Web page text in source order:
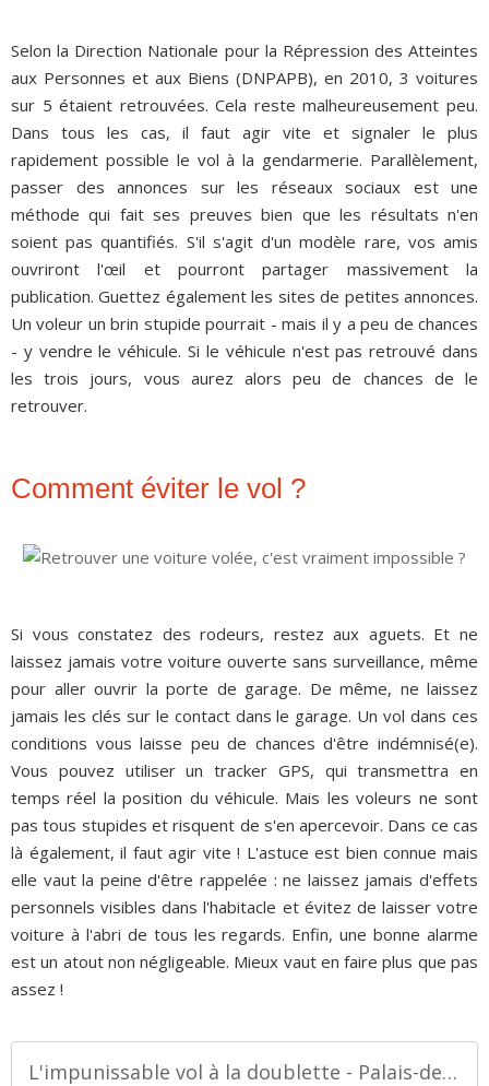
Selon la Direction Nationale pour la Répression des Atteintes
aux Personnes et aux Biens (DNPAPB), en 2010, 3 voitures
sur 5 étaient retrouvées. Cela reste malheureusement peu.
Dans tous les cas, il faut agir vite et signaler le plus
rapidement possible le vol à la gendarmerie. Parallèlement,
passer des annonces sur les réseaux sociaux est une
méthode qui fait ses preuves bien que les résultats n'en
soient pas quantifiés. S'il s'agit d'un modèle rare, vos amis
ouvriront l'œil et pourront partager massivement la
publication. Guettez également les sites de petites annonces.
Un voleur un brin stupide pourrait - mais il y a peu de chances
- y vendre le véhicule. Si le véhicule n'est pas retrouvé dans
les trois jours, vous aurez alors peu de chances de le
retrouver.
Comment éviter le vol ?
Si vous constatez des rodeurs, restez aux aguets. Et ne
laissez jamais votre voiture ouverte sans surveillance, même
pour aller ouvrir la porte de garage. De même, ne laissez
jamais les clés sur le contact dans le garage. Un vol dans ces
conditions vous laisse peu de chances d'être indémnisé(e).
Vous pouvez utiliser un tracker GPS, qui transmettra en
temps réel la position du véhicule. Mais les voleurs ne sont
pas tous stupides et risquent de s'en apercevoir. Dans ce cas
là également, il faut agir vite ! L'astuce est bien connue mais
elle vaut la peine d'être rappelée : ne laissez jamais d'effets
personnels visibles dans l'habitacle et évitez de laisser votre
voiture à l'abri de tous les regards. Enfin, une bonne alarme
est un atout non négligeable. Mieux vaut en faire plus que pas
assez !
L'impunissable vol à la doublette - Palais-de-la-Voiture.com